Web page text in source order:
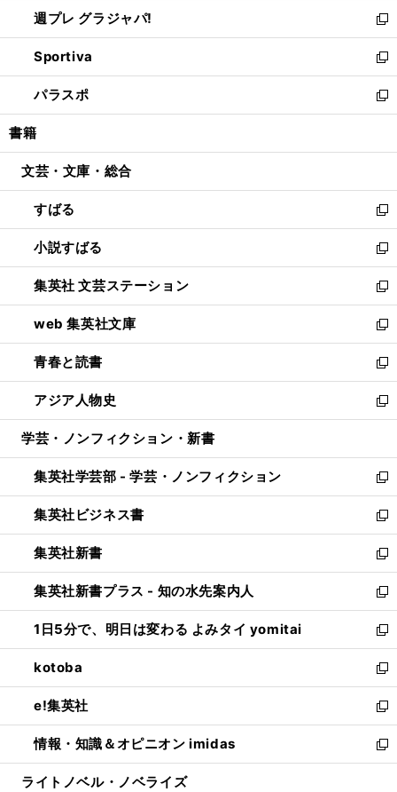
く
で
開
く
ィ
ン
ド
ウ
で
開
い
ウ
ィ
ン
ド
ウ
開
週プレ グラジャパ!
新
し
い
ウ
ィ
ン
ウ
開
く
Sportiva
新
し
い
ウ
ン
ウ
で
開
く
パラスポ
新
し
ウ
ン
ド
ウ
で
開
く
書籍
文芸・文庫・総合
すばる
新
し
い
ウ
ィ
ン
ド
ウ
で
開
く
小説すばる
新
し
い
ウ
ィ
ン
ド
ウ
で
開
集英社 文芸ステーション
新
し
い
ウ
ィ
ン
ド
ウ
開
く
web 集英社文庫
新
し
い
ウ
ィ
ン
ウ
で
開
く
青春と読書
新
し
い
ウ
ン
ド
ウ
で
開
く
アジア人物史
新
し
ウ
ィ
ン
ド
ウ
で
開
く
学芸・ノンフィクション・新書
集英社学芸部 - 学芸・ノンフィクション
新
し
い
ウ
ィ
ン
ド
ウ
で
開
く
集英社ビジネス書
新
し
い
ウ
ィ
ン
ド
ウ
で
開
く
集英社新書
新
し
い
ウ
ィ
ン
ド
ウ
で
開
く
集英社新書プラス - 知の水先案内人
新
し
い
ウ
ィ
ン
ド
ウ
で
開
1日5分で、明日は変わる よみタイ yomitai
新
し
い
ウ
ィ
ン
ド
ウ
kotoba
新
し
い
ウ
ィ
ン
e!集英社
新
し
い
ウ
情報・知識＆オピニオン imidas
新
し
ライトノベル・ノベライズ